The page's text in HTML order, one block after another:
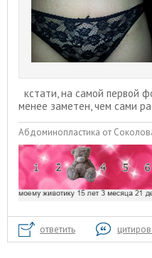
кстати, на самой первой
менее заметен, чем сами
Абдоминопластика от
ответить